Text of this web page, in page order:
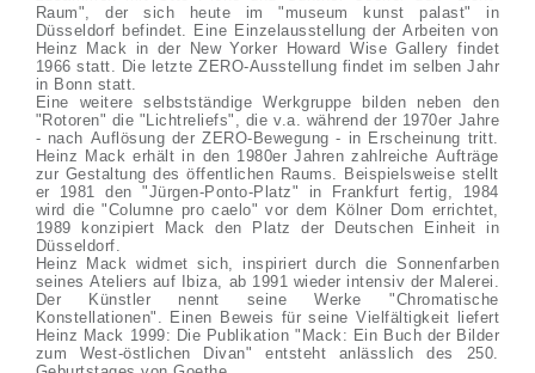
Raum", der sich heute im "museum kunst palast" in
Düsseldorf befindet. Eine Einzelausstellung der Arbeiten von
Heinz Mack in der New Yorker Howard Wise Gallery findet
1966 statt. Die letzte ZERO-Ausstellung findet im selben Jahr
in Bonn statt.
Eine weitere selbstständige Werkgruppe bilden neben den
"Rotoren" die "Lichtreliefs", die v.a. während der 1970er Jahre
- nach Auflösung der ZERO-Bewegung - in Erscheinung tritt.
Heinz Mack erhält in den 1980er Jahren zahlreiche Aufträge
zur Gestaltung des öffentlichen Raums. Beispielsweise stellt
er 1981 den "Jürgen-Ponto-Platz" in Frankfurt fertig, 1984
wird die "Columne pro caelo" vor dem Kölner Dom errichtet,
1989 konzipiert Mack den Platz der Deutschen Einheit in
Düsseldorf.
Heinz Mack widmet sich, inspiriert durch die Sonnenfarben
seines Ateliers auf Ibiza, ab 1991 wieder intensiv der Malerei.
Der Künstler nennt seine Werke "Chromatische
Konstellationen". Einen Beweis für seine Vielfältigkeit liefert
Heinz Mack 1999: Die Publikation "Mack: Ein Buch der Bilder
zum West-östlichen Divan" entsteht anlässlich des 250.